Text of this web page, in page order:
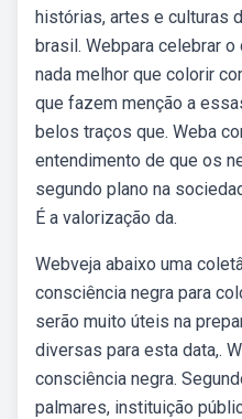
histórias, artes e culturas
brasil. Webpara celebrar
nada melhor que colorir
que fazem menção a
belos traços que. Weba
entendimento de que os
segundo plano na
É a valorização da.
Webveja abaixo uma
consciência negra para
serão muito úteis na
diversas para esta data,.
consciência negra.
palmares, instituição